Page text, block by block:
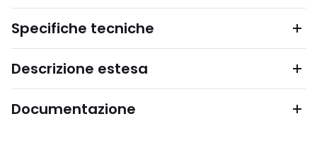
Specifiche tecniche
Descrizione estesa
Documentazione